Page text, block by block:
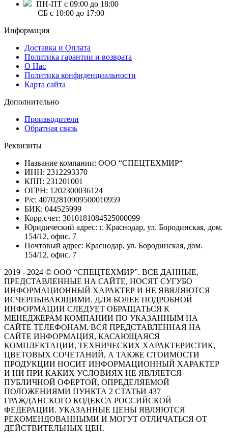
ПН-ПТ с 09:00 до 18:00
СБ с 10:00 до 17:00
Информация
Доставка и Оплата
Политика гарантии и возврата
О Нас
Политика конфиденциальности
Карта сайта
Дополнительно
Производители
Обратная связь
Реквизиты
Название компании: ООО “СПЕЦТЕХМИР“
ИНН: 2312293370
КПП: 231201001
ОГРН: 1202300036124
Р/с: 40702810909500010959
БИК: 044525999
Корр.счет: 3010181084525000099
Юридический адрес: г. Краснодар, ул. Бородинская, дом.
154/12, офис. 7
Почтовый адрес: Краснодар, ул. Бородинская, дом.
154/12, офис. 7
2019 - 2024 © ООО “СПЕЦТЕХМИР”. ВСЕ ДАННЫЕ,
ПРЕДСТАВЛЕННЫЕ НА САЙТЕ, НОСЯТ СУГУБО
ИНФОРМАЦИОННЫЙ ХАРАКТЕР И НЕ ЯВЯЛЯЮТСЯ
ИСЧЕРПЫВАЮЩИМИ. ДЛЯ БОЛЕЕ ПОДРОБНОЙ
ИНФОРМАЦИИ СЛЕДУЕТ ОБРАЩАТЬСЯ К
МЕНЕДЖЕРАМ КОМПАНИИ ПО УКАЗАННЫМ НА
САЙТЕ ТЕЛЕФОНАМ. ВСЯ ПРЕДСТАВЛЕННАЯ НА
САЙТЕ ИНФОРМАЦИЯ, КАСАЮЩАЯСЯ
КОМПЛЕКТАЦИИ, ТЕХНИЧЕСКИХ ХАРАКТЕРИСТИК,
ЦВЕТОВЫХ СОЧЕТАНИЙ, А ТАКЖЕ СТОИМОСТИ
ПРОДУКЦИИ НОСИТ ИНФОРМАЦИОННЫЙ ХАРАКТЕР
И НИ ПРИ КАКИХ УСЛОВИЯХ НЕ ЯВЛЯЕТСЯ
ПУБЛИЧНОЙ ОФЕРТОЙ, ОПРЕДЕЛЯЕМОЙ
ПОЛОЖЕНИЯМИ ПУНКТА 2 СТАТЬИ 437
ГРАЖДАНСКОГО КОДЕКСА РОССИЙСКОЙ
ФЕДЕРАЦИИ. УКАЗАННЫЕ ЦЕНЫ ЯВЛЯЮТСЯ
РЕКОМЕНДОВАННЫМИ И МОГУТ ОТЛИЧАТЬСЯ ОТ
ДЕЙСТВИТЕЛЬНЫХ ЦЕН.